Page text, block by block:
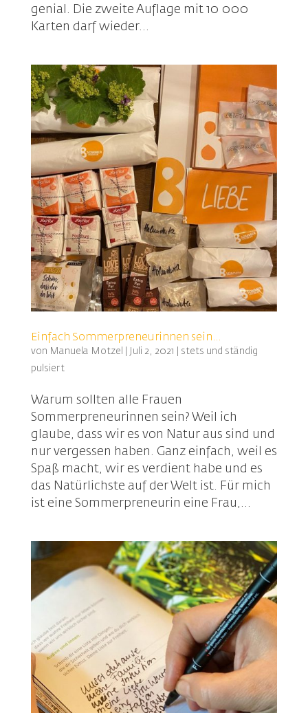
genial. Die zweite Auflage mit 10 000
Karten darf wieder...
Einfach Sommerpreneurinnen sein…
von Manuela Motzel Juli 2, 2021
stets und ständig
pulsiert
Warum sollten alle Frauen
Sommerpreneurinnen sein? Weil ich
glaube, dass wir es von Natur aus sind und
nur vergessen haben. Ganz einfach, weil es
Spaß macht, wir es verdient habe und es
das Natürlichste auf der Welt ist. Für mich
ist eine Sommerpreneurin eine Frau,...